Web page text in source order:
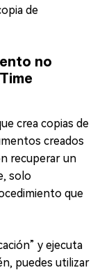
de
no
crea copias de
creados
recuperar un
solo
que
y ejecuta
puedes utilizar